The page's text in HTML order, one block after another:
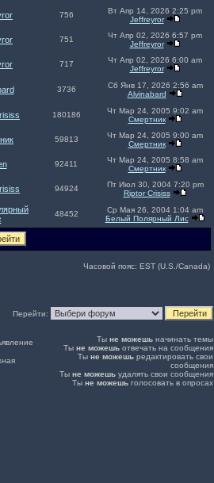
756
Вт Апр 14, 2026 2:25 pm
Jeffreyror
751
Чт Апр 02, 2026 6:57 pm
Jeffreyror
717
Чт Апр 02, 2026 6:00 am
Jeffreyror
3736
Сб Янв 17, 2026 2:56 am
Alvinabard
180186
Чт Мар 24, 2005 9:02 am
Смeртник
59813
Чт Мар 24, 2005 9:00 am
Смeртник
92411
Чт Мар 24, 2005 8:58 am
Смeртник
94924
Пт Июл 30, 2004 7:20 pm
Riptor Crisiss
48452
Ср Мая 26, 2004 1:04 am
Белый Полярный Лис
Часовой пояс: EST (U.S./Canada)
Перейти:
Ты не можешь начинать темы
Ты не можешь отвечать на сообщения
Ты не можешь редактировать свои
сообщения
Ты не можешь удалять свои сообщения
Ты не можешь голосовать в опросах